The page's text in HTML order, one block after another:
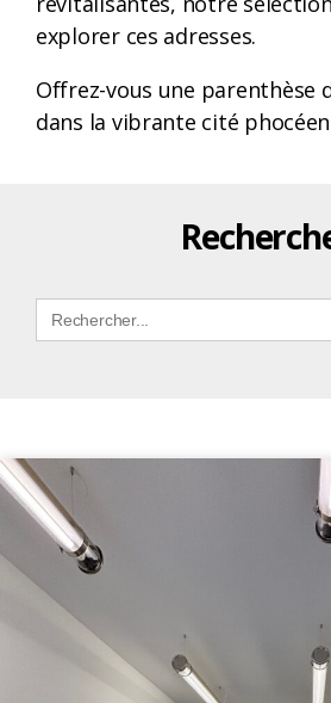
explorer ces adresses.
Offrez-vous une parenthèse
dans la vibrante cité
Search
for: